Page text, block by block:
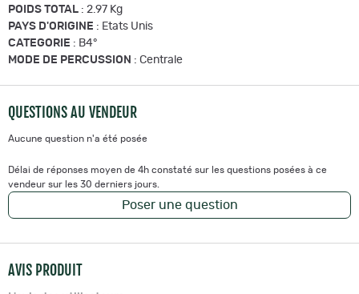
POIDS TOTAL : 2.97 Kg
PAYS D'ORIGINE : Etats Unis
CATEGORIE : B4°
MODE DE PERCUSSION : Centrale
QUESTIONS AU VENDEUR
Aucune question n'a été posée
Délai de réponses moyen de 4h constaté sur les questions posées à ce
vendeur sur les 30 derniers jours.
Poser une question
AVIS PRODUIT